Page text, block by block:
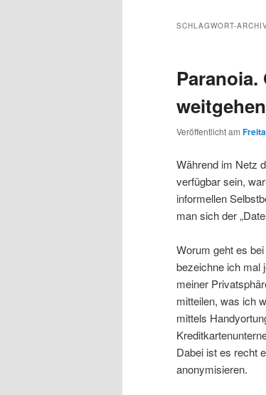
wechseln
SCHLAGWORT-
Veröffentlicht am
Während im Netz
verfügbar sein,
informellen
man sich der
Worum geht es
bezeichne ich mal
meiner
mitteilen, was ich
mittels
Dabei ist es recht
anonymisieren.